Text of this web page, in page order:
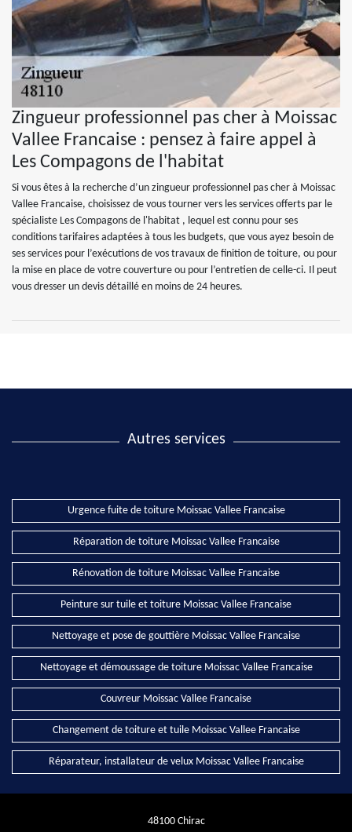
Zingueur professionnel pas cher à Moissac
Vallee Francaise : pensez à faire appel à
Les Compagons de l'habitat
Si vous êtes à la recherche d’un zingueur professionnel pas cher à Moissac
Vallee Francaise, choisissez de vous tourner vers les services offerts par le
spécialiste Les Compagons de l'habitat , lequel est connu pour ses
conditions tarifaires adaptées à tous les budgets, que vous ayez besoin de
ses services pour l’exécutions de vos travaux de finition de toiture, ou pour
la mise en place de votre couverture ou pour l’entretien de celle-ci. Il peut
vous dresser un devis détaillé en moins de 24 heures.
Autres services
Urgence fuite de toiture Moissac Vallee Francaise
Réparation de toiture Moissac Vallee Francaise
Rénovation de toiture Moissac Vallee Francaise
Peinture sur tuile et toiture Moissac Vallee Francaise
Nettoyage et pose de gouttière Moissac Vallee Francaise
Nettoyage et démoussage de toiture Moissac Vallee Francaise
Couvreur Moissac Vallee Francaise
Changement de toiture et tuile Moissac Vallee Francaise
Réparateur, installateur de velux Moissac Vallee Francaise
48100 Chirac